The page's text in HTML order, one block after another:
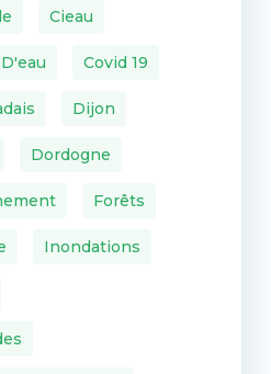
Cieau
Covid 19
Dijon
Dordogne
Forêts
Inondations